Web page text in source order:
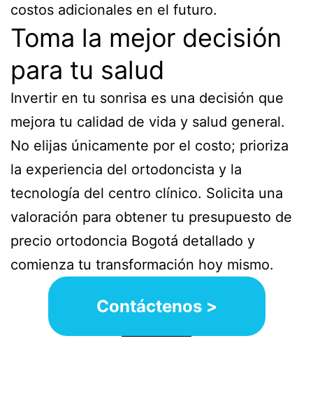
costos adicionales en el futuro.
Toma la mejor decisión
para tu salud
Invertir en tu sonrisa es una decisión que
mejora tu calidad de vida y salud general.
No elijas únicamente por el costo; prioriza
la experiencia del ortodoncista y la
tecnología del centro clínico. Solicita una
valoración para obtener tu presupuesto de
precio ortodoncia Bogotá detallado y
comienza tu transformación hoy mismo.
Contáctenos >